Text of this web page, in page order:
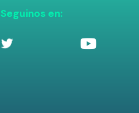
Seguinos en: